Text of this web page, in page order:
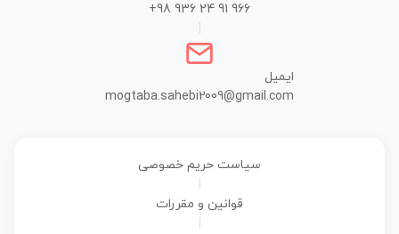
+98 936 24 91 966
ایمیل
mogtaba.sahebi2009@gmail.com
سیاست حریم خصوصی
قوانین و مقررات